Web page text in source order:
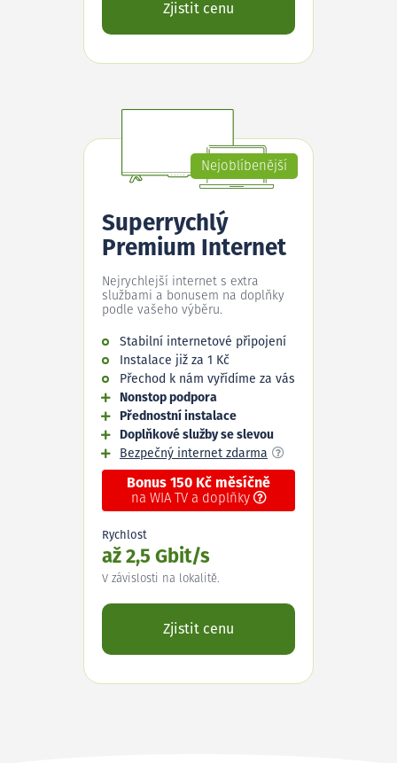
Zjistit cenu
Nejoblíbenější
Superrychlý
Premium Internet
Nejrychlejší internet s extra
službami a bonusem na doplňky
podle vašeho výběru.
Stabilní internetové připojení
Instalace již za 1 Kč
Přechod k nám vyřídíme za vás
Nonstop podpora
Přednostní instalace
Doplňkové služby se slevou
Bezpečný internet zdarma
Bonus 150 Kč měsíčně
na WIA TV a doplňky
Rychlost
až 2,5 Gbit/s
V závislosti na lokalitě.
Zjistit cenu